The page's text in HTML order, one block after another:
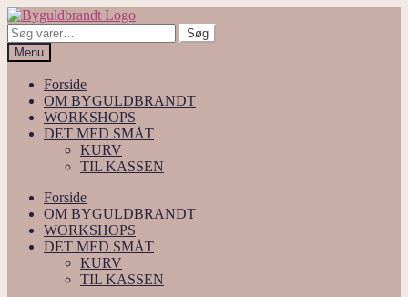
Spring
til
navigation
Spring
til
indhold
Søg
efter:
Søg
Menu
Forside
OM BYGULDBRANDT
WORKSHOPS
DET MED SMÅT
KURV
TIL KASSEN
Forside
OM BYGULDBRANDT
WORKSHOPS
DET MED SMÅT
KURV
TIL KASSEN